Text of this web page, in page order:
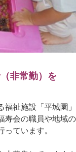
非常勤）を
祉施設「平城園」
寿会の職員や地域の
ています。